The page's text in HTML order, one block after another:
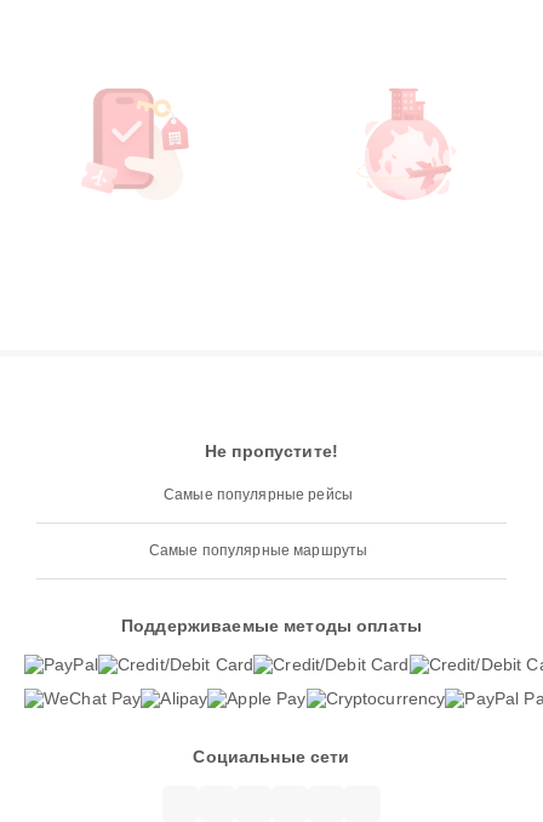
Не пропустите!
Самые популярные рейсы
Самые популярные маршруты
Поддерживаемые методы оплаты
Социальные сети